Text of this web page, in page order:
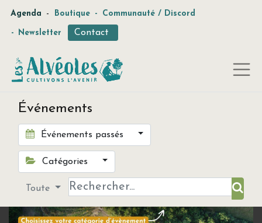
Agenda - Boutique - Communauté / Discord
- Newsletter Contact
Événements
Événements passés
Catégories
Toute